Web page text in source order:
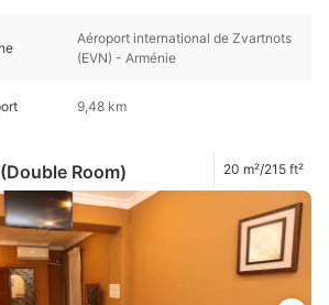
Aéroport international de Zvartnots
(EVN) - Arménie
9,48 km
Room) 20 m²/215 ft²